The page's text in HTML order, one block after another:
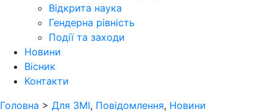
Відкрита наука
Гендерна рівність
Події та заходи
Новини
Вісник
Контакти
Головна > Для ЗМІ, Повідомлення, Новини